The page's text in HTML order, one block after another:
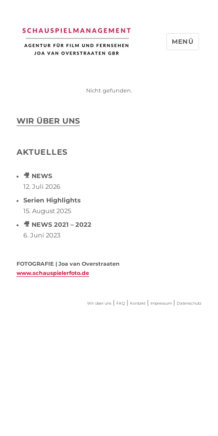
MENÜ
Nicht gefunden.
WIR ÜBER UNS
AKTUELLES
🎥 NEWS
12. Juli 2026
Serien Highlights
15. August 2025
🎥 NEWS 2021 – 2022
6. Juni 2023
FOTOGRAFIE | Joa van Overstraaten
www.schauspielerfoto.de
Wir über uns| FAQ| Kontakt| Impressum| Datenschutz